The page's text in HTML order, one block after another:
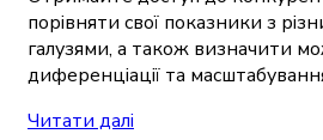
порівняти свої показники з
галузями, а також визначити
диференціації та
Читати далі